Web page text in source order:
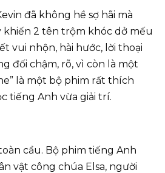
đã không hề sợ hãi mà
khiến 2 tên trộm khóc dở mếu
vui nhộn, hài hước, lời thoại
đối chậm, rõ, vì còn là một
là một bộ phim rất thích
tiếng Anh vừa giải trí.
cầu. Bộ phim tiếng Anh
vật công chúa Elsa, người